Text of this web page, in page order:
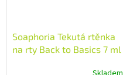
Soaphoria Tekutá rtěnka
na rty Back to Basics 7 ml